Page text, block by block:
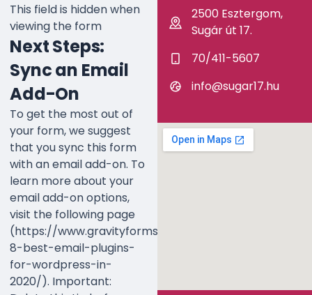
This field is hidden when
viewing the form
Next Steps:
Sync an Email
Add-On
To get the most out of
your form, we suggest
that you sync this form
with an email add-on. To
learn more about your
email add-on options,
visit the following page
(https://www.gravityforms.com/the-
8-best-email-plugins-
for-wordpress-in-
2020/). Important:
2500 Esztergom,
Sugár út 17.
70/411-5607
info@sugar17.hu